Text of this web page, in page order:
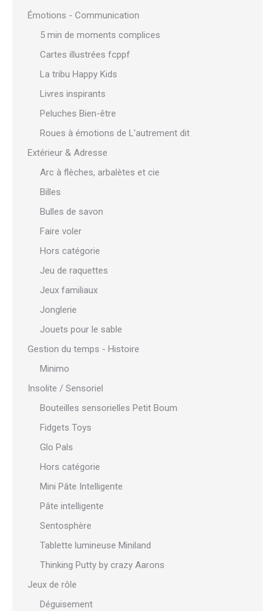
Émotions - Communication
5 min de moments complices
Cartes illustrées fcppf
La tribu Happy Kids
Livres inspirants
Peluches Bien-être
Roues à émotions de L'autrement dit
Extérieur & Adresse
Arc à flèches, arbalètes et cie
Billes
Bulles de savon
Faire voler
Hors catégorie
Jeu de raquettes
Jeux familiaux
Jonglerie
Jouets pour le sable
Gestion du temps - Histoire
Minimo
Insolite / Sensoriel
Bouteilles sensorielles Petit Boum
Fidgets Toys
Glo Pals
Hors catégorie
Mini Pâte Intelligente
Pâte intelligente
Sentosphère
Tablette lumineuse Miniland
Thinking Putty by crazy Aarons
Jeux de rôle
Déguisement